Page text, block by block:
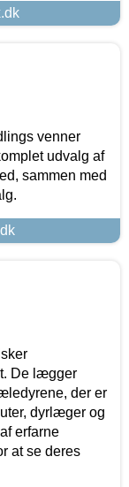
venner
udvalg af
sammen med
De lægger
der er
dyrlæger og
erfarne
at se deres